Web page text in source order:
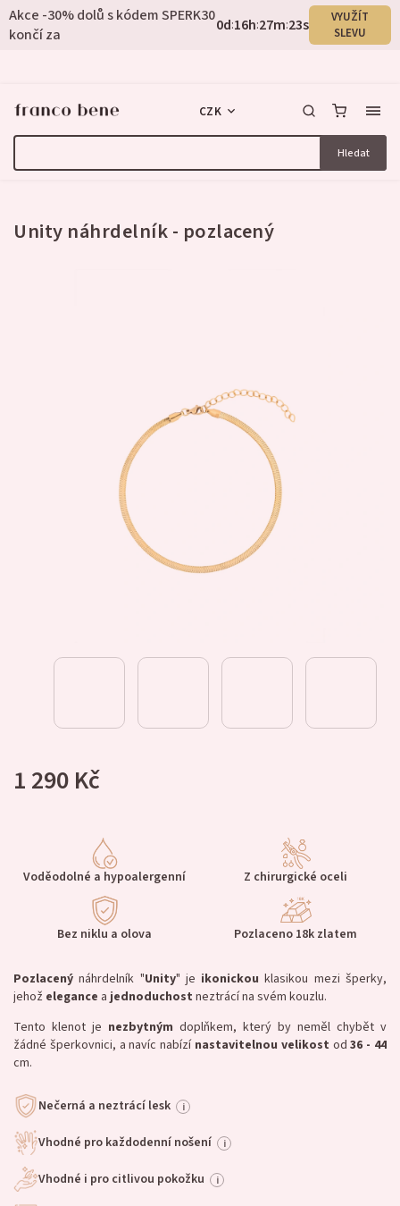
Akce -30% dolů s kódem SPERK30
končí za
0d:16h:27m:22s
VYUŽÍT
SLEVU
Hledat
CZK
3 hodnocení
Unity náhrdelník - pozlacený
1 290 Kč
Voděodolné a hypoalergenní Z chirurgické oceli
Bez niklu a olova Pozlaceno 18k zlatem
Pozlacený náhrdelník "Unity" je ikonickou klasikou mezi šperky,
jehož elegance ajednoduchost neztrácí na svém kouzlu.
Tento klenot je nezbytným doplňkem, který by neměl chybět v
žádné šperkovnici, a navíc nabízí nastavitelnou velikost od36 - 44
cm.
Nečerná a neztrácí lesk i
Vhodné pro každodenní nošení i
Vhodné i pro citlivou pokožku i